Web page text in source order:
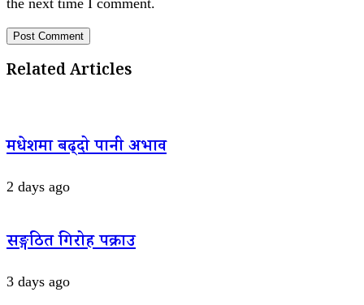
the next time I comment.
Related Articles
मधेशमा बढ्दो पानी अभाव
2 days ago
सङ्गठित गिरोह पक्राउ
3 days ago